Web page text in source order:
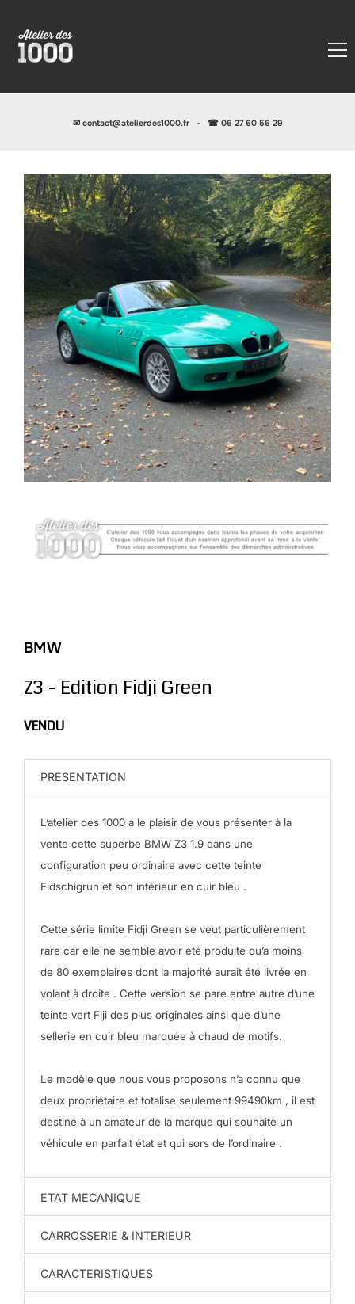
✉ contact@atelierdes1000.fr- ☎ 06 27 60 56 29
BMW
Z3 - Edition Fidji Green
VENDU
PRESENTATION
L’atelier des 1000 a le plaisir de vous présenter à la
vente cette superbe BMW Z3 1.9 dans une
configuration peu ordinaire avec cette teinte
Fidschigrun et son intérieur en cuir bleu .
Cette série limite Fidji Green se veut particulièrement
rare car elle ne semble avoir été produite qu’a moins
de 80 exemplaires dont la majorité aurait été livrée en
volant à droite . Cette version se pare entre autre d’une
teinte vert Fiji des plus originales ainsi que d’une
sellerie en cuir bleu marquée à chaud de motifs.
Le modèle que nous vous proposons n’a connu que
deux propriétaire et totalise seulement 99490km , il est
destiné à un amateur de la marque qui souhaite un
véhicule en parfait état et qui sors de l’ordinaire .
ETAT MECANIQUE
CARROSSERIE & INTERIEUR
CARACTERISTIQUES